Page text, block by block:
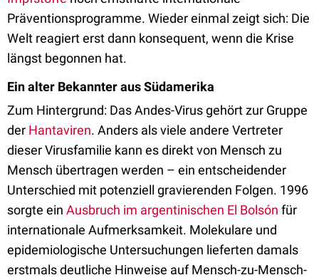
Präventionsprogramme. Wieder einmal zeigt sich: Die
Welt reagiert erst dann konsequent, wenn die Krise
längst begonnen hat.
Ein alter Bekannter aus Südamerika
Zum Hintergrund: Das Andes-Virus gehört zur Gruppe
der Hantaviren. Anders als viele andere Vertreter
dieser Virusfamilie kann es direkt von Mensch zu
Mensch übertragen werden – ein entscheidender
Unterschied mit potenziell gravierenden Folgen. 1996
sorgte ein Ausbruch im argentinischen El Bolsón für
internationale Aufmerksamkeit. Molekulare und
epidemiologische Untersuchungen lieferten damals
erstmals deutliche Hinweise auf Mensch-zu-Mensch-